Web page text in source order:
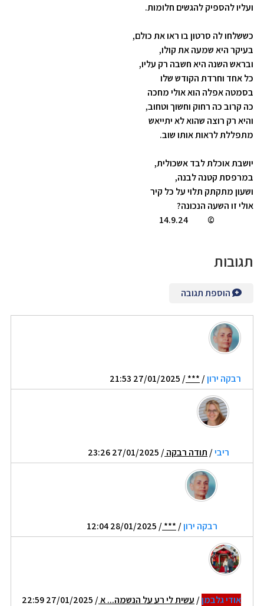
ועליו להספיק להגשים חלומות.
כששלחו לה סרטון בו ראו את כולם,
בעיקר היא שמעה את קולו,
ובראש השנה היא חשבה רק עליו,
כל אחד וחרדת הקודש שלו
בסמטה אפלה הוא אולי מחכה
כה קרוב כה רחוק וחשוך וטחוב,
והיא רק רוצה שהוא לא יתייאש
מתפללת לראות אותו שוב.
יושבת אוכלת לבד אשכולית,
במרפסת קטנה לבנה,
ושעון מתקתק תלוי על כל קיר
אולי זו השעה הנכונה?
©️ 14.9.24
תגובות
הוספת תגובה
רבקה ירון/
***
/ 27/01/2025 21:53
ריבי/ תודה רבקה/ 27/01/2025 23:26
רבקה ירון/
***
/ 28/01/2025 12:04
אודי גלבמן/ עשית לי רע על הנשמה... א/ 27/01/2025 22:59